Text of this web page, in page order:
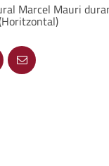
Marcel Mauri